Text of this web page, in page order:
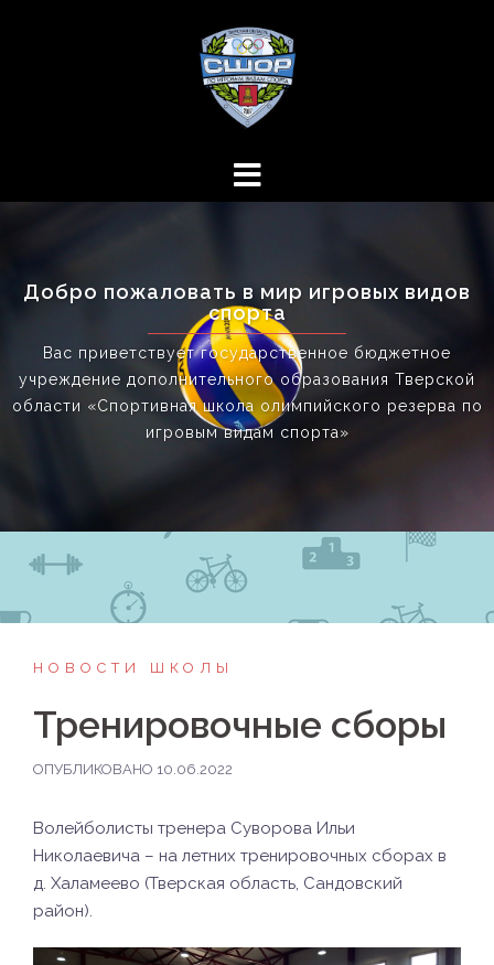
Добро пожаловать в мир игровых видов
спорта
Вас приветствует государственное бюджетное
учреждение дополнительного образования Тверской
области «Спортивная школа олимпийского резерва по
игровым видам спорта»
НОВОСТИ ШКОЛЫ
Тренировочные сборы
ОПУБЛИКОВАНО 10.06.2022
Волейболисты тренера Суворова Ильи
Николаевича – на летних тренировочных сборах в
д. Халамеево (Тверская область, Сандовский
район).